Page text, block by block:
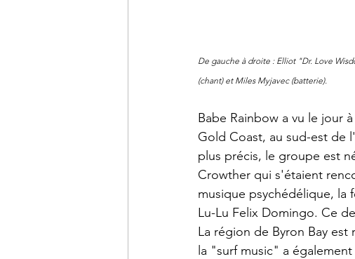
De gauche à droite : Elliot "Dr. Love
(chant) et Miles Myjavec (batterie).
Babe Rainbow a vu le jour
Gold Coast, au sud-est de
plus précis, le groupe est
Crowther qui s'étaient
musique psychédélique, la
Lu-Lu Felix Domingo. Ce
La région de Byron Bay
la "surf music" a